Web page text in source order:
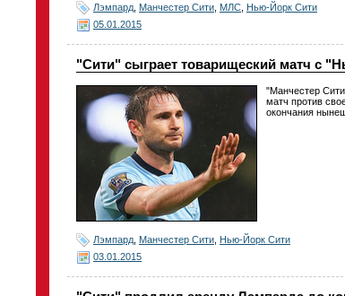
Лэмпард Манчестер Сити МЛС Нью-Йорк Сити
05.01.2015
"Сити" сыграет товарищеский матч с
"Манчестер
матч против
окончания
Лэмпард Манчестер Сити Нью-Йорк Сити
03.01.2015